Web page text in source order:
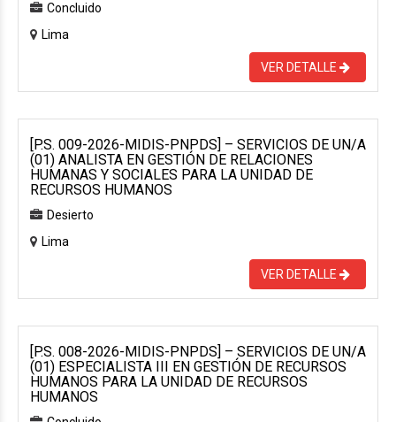
Concluido
Lima
VER DETALLE
[P.S. 009-2026-MIDIS-PNPDS] – SERVICIOS DE UN/A
(01) ANALISTA EN GESTIÓN DE RELACIONES
HUMANAS Y SOCIALES PARA LA UNIDAD DE
RECURSOS HUMANOS
Desierto
Lima
VER DETALLE
[P.S. 008-2026-MIDIS-PNPDS] – SERVICIOS DE UN/A
(01) ESPECIALISTA III EN GESTIÓN DE RECURSOS
HUMANOS PARA LA UNIDAD DE RECURSOS
HUMANOS